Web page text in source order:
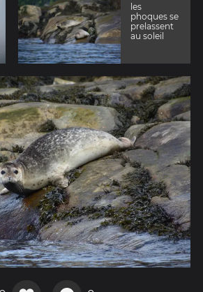
les
phoques se
prelassent
au soleil